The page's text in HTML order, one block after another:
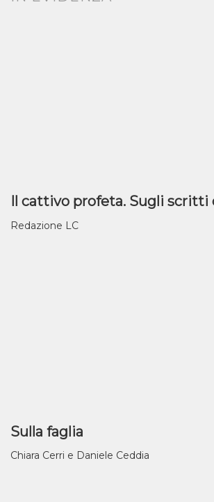
Il cattivo profeta. Sugli scritti
Redazione LC
Sulla faglia
Chiara Cerri e Daniele Ceddia